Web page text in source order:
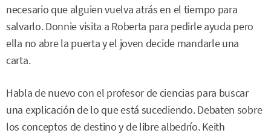
necesario que alguien vuelva atrás en el tiempo para
salvarlo. Donnie visita a Roberta para pedirle ayuda pero
ella no abre la puerta y el joven decide mandarle una
carta.
Habla de nuevo con el profesor de ciencias para buscar
una explicación de lo que está sucediendo. Debaten sobre
los conceptos de destino y de libre albedrío. Keith